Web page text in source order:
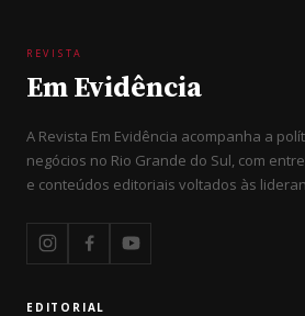
REVISTA
Em Evidência
A Revista Em Evidência acompanha a
negócios no Rio Grande do Sul, com
e conteúdos editoriais voltados às
EDITORIAL